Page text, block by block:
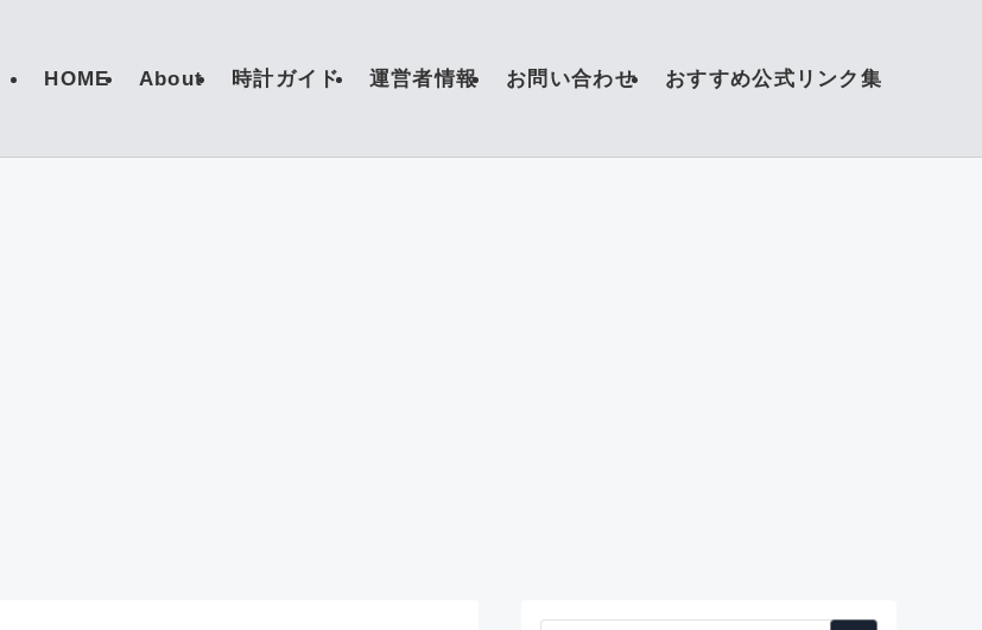
HOME About 時計ガイド 運営者情報 お問い合わせ おすすめ公式リンク集